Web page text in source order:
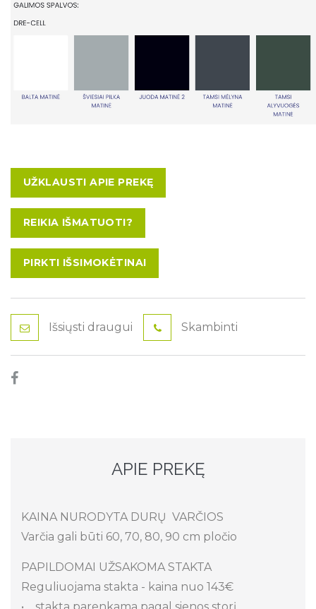
UŽKLAUSTI APIE PREKĘ
REIKIA IŠMATUOTI?
PIRKTI IŠSIMOKĖTINAI
Išsiųsti draugui Skambinti
APIE PREKĘ
KAINA NURODYTA DURŲ VARČIOS
Varčia gali būti 60, 70, 80, 90 cm pločio
PAPILDOMAI UŽSAKOMA STAKTA
Reguliuojama stakta - kaina nuo 143€